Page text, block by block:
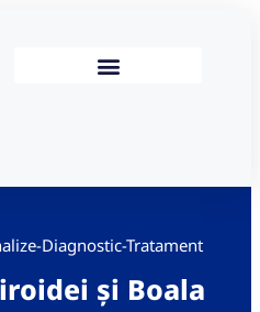
Diagnostic-Tratament
și Boala